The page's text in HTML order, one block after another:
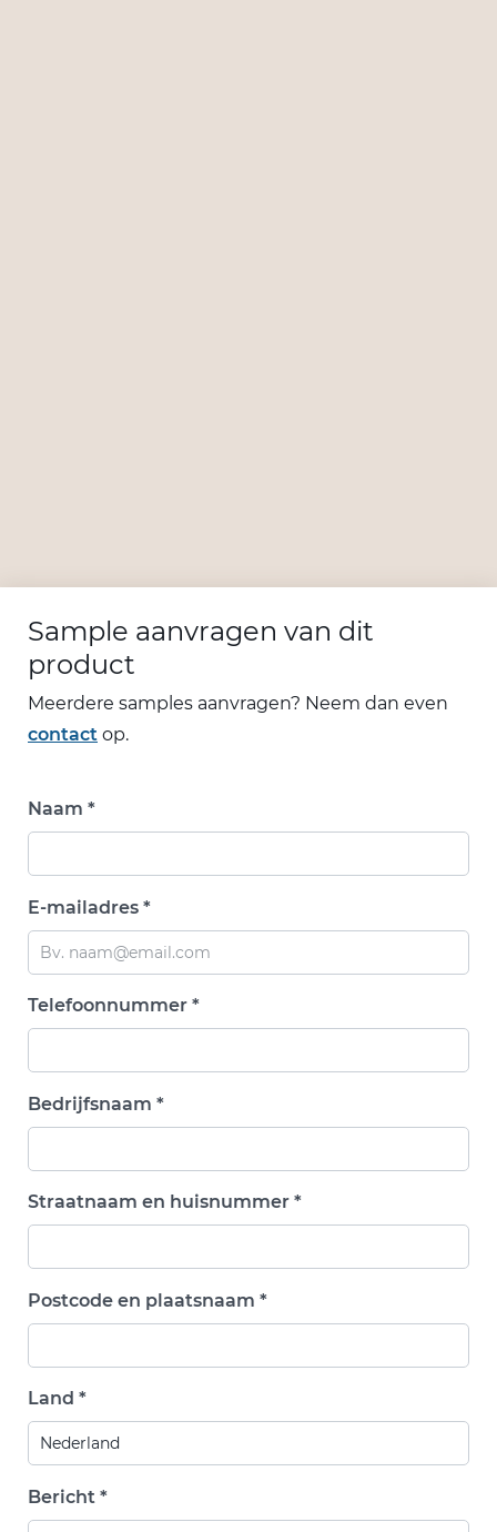
Sample aanvragen van dit
product
Meerdere samples aanvragen? Neem dan even
contact op.
Naam *
E-mailadres *
Telefoonnummer *
Bedrijfsnaam *
Straatnaam en huisnummer *
Postcode en plaatsnaam *
Land *
Bericht *